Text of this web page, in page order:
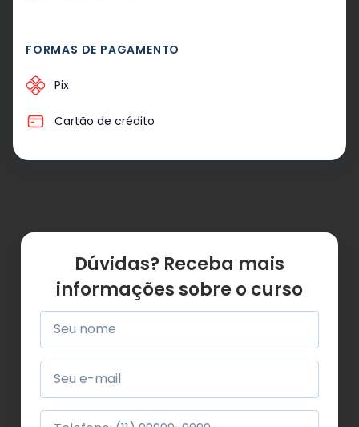
FORMAS DE PAGAMENTO
Pix
Cartão de crédito
Dúvidas? Receba mais
informações sobre o curso